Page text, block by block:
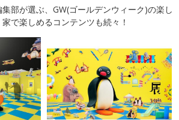
部が選ぶ、GW(ゴールデンウィーク)の楽し
で楽しめるコンテンツも続々！